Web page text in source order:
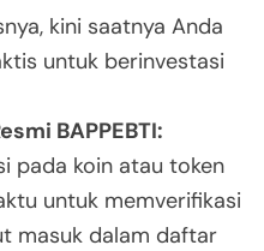
kini saatnya Anda
untuk berinvestasi
BAPPEBTI:
pada koin atau token
untuk memverifikasi
masuk dalam daftar